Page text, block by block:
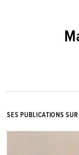
SES PUBLICATIONS